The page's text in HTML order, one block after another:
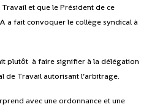
et que le Président de ce
a fait convoquer le collège syndical à
plutôt à faire signifier à la délégation
de Travail autorisant l’arbitrage.
avec une ordonnance et une